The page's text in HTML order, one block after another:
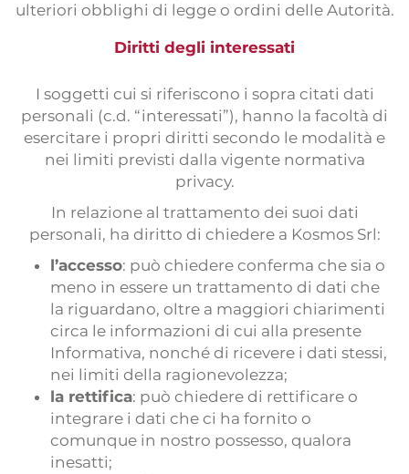
ulteriori obblighi di legge o ordini delle Autorità.
Diritti degli interessati
I soggetti cui si riferiscono i sopra citati dati
personali (c.d. “interessati”), hanno la facoltà di
esercitare i propri diritti secondo le modalità e
nei limiti previsti dalla vigente normativa
privacy.
In relazione al trattamento dei suoi dati
personali, ha diritto di chiedere a Kosmos Srl:
l’accesso: può chiedere conferma che sia o
meno in essere un trattamento di dati che
la riguardano, oltre a maggiori chiarimenti
circa le informazioni di cui alla presente
Informativa, nonché di ricevere i dati stessi,
nei limiti della ragionevolezza;
la rettifica: può chiedere di rettificare o
integrare i dati che ci ha fornito o
comunque in nostro possesso, qualora
inesatti;